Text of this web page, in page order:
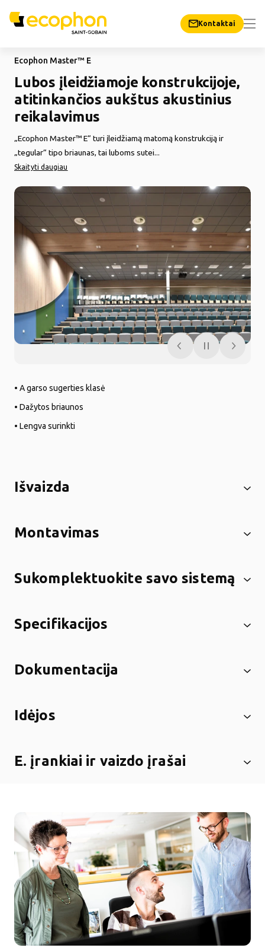
Kontaktai
Ecophon Master™ E
Lubos įleidžiamoje konstrukcijoje,
atitinkančios aukštus akustinius
reikalavimus
„Ecophon Master™ E“ turi įleidžiamą matomą konstrukciją ir
„tegular“ tipo briaunas, tai luboms sutei...
Skaityti daugiau
• A garso sugerties klasė
• Dažytos briaunos
• Lengva surinkti
Išvaizda
Montavimas
Sukomplektuokite savo sistemą
Specifikacijos
Dokumentacija
Idėjos
E. įrankiai ir vaizdo įrašai